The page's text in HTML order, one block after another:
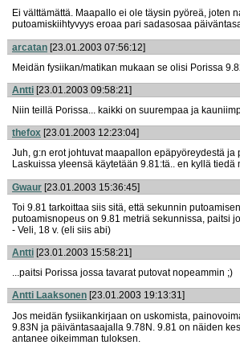
Ei välttämättä. Maapallo ei ole täysin pyöreä, joten
putoamiskiihtyvyys eroaa pari sadasosaa
arcatan [23.01.2003 07:56:12]
Meidän fysiikan/matikan mukaan se olisi Porissa
Antti [23.01.2003 09:58:21]
Niin teillä Porissa... kaikki on suurempaa ja
thefox [23.01.2003 12:23:04]
Juh, g:n erot johtuvat maapallon epäpyöreydestä ja
Laskuissa yleensä käytetään 9.81:tä.. en kyllä tiedä
Gwaur [23.01.2003 15:36:45]
Toi 9.81 tarkoittaa siis sitä, että sekunnin
putoamisnopeus on 9.81 metriä sekunnissa, paitsi
- Veli, 18 v. (eli siis abi)
Antti [23.01.2003 15:58:21]
...paitsi Porissa jossa tavarat putovat nopeammin ;)
Antti Laaksonen [23.01.2003 19:13:31]
Jos meidän fysiikankirjaan on uskomista,
9.83N ja päiväntasaajalla 9.78N. 9.81 on näiden
antanee oikeimman tuloksen.